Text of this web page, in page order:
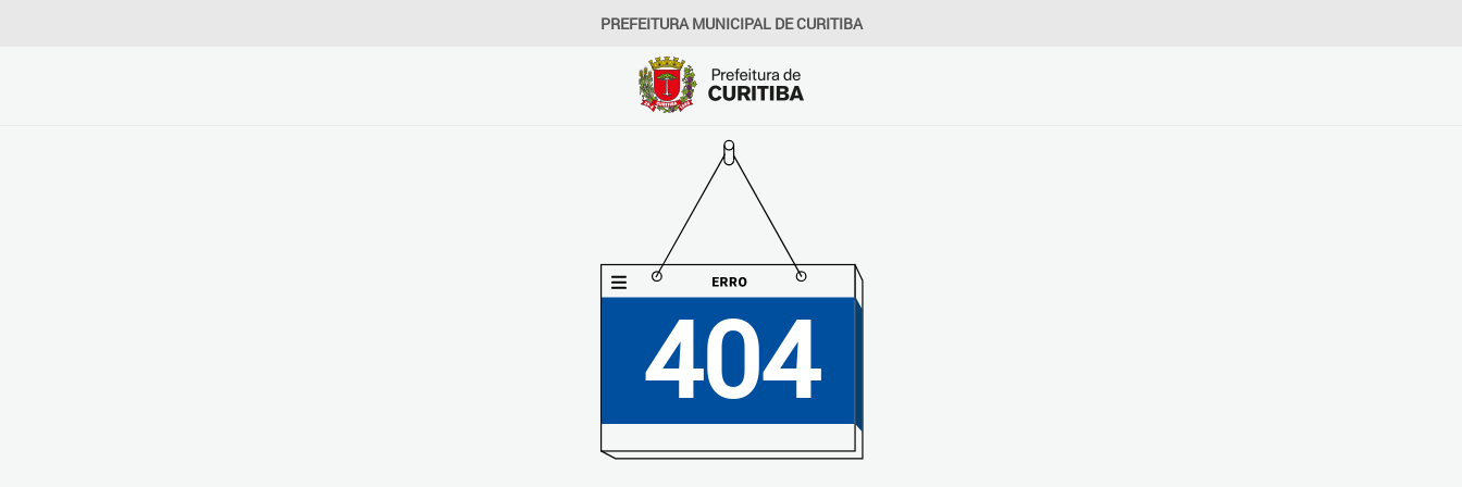
PREFEITURA MUNICIPAL DE CURITIBA
404